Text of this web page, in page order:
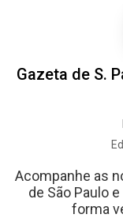
Gazeta de S.
Acompanhe as
de São Paulo
forma